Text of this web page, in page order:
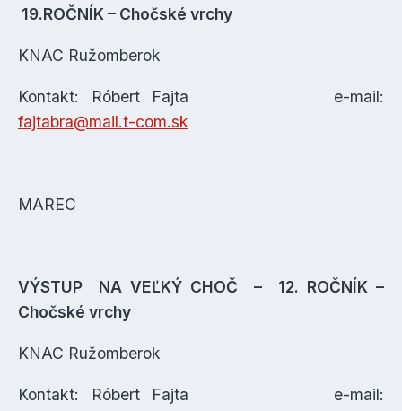
19.ROČNÍK – Chočské vrchy
KNAC Ružomberok
Kontakt: Róbert Fajta e-mail:
fajtabra@mail.t-com.sk
MAREC
VÝSTUP NA VEĽKÝ CHOČ – 12. ROČNÍK –
Chočské vrchy
KNAC Ružomberok
Kontakt: Róbert Fajta e-mail: